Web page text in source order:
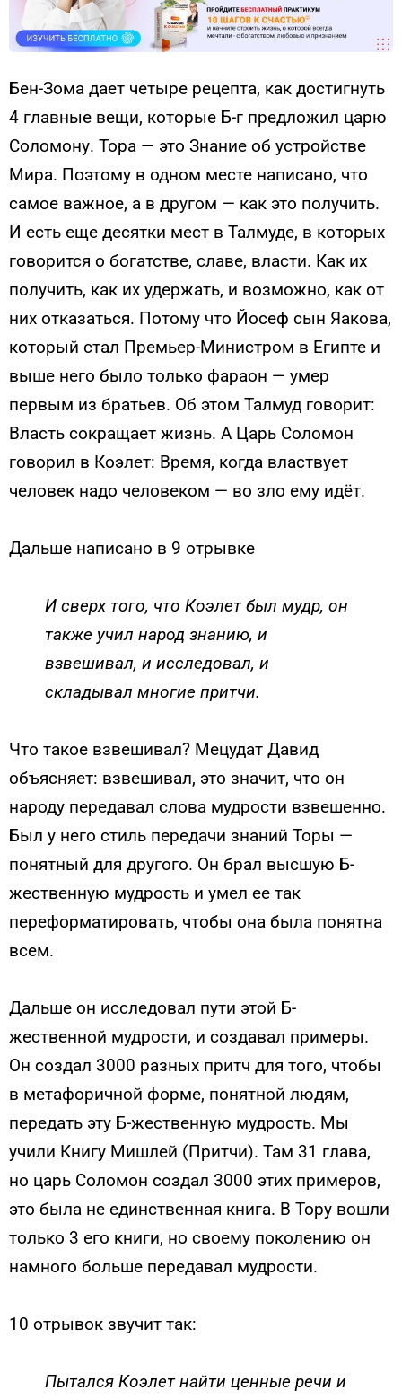
Бен-Зома дает четыре рецепта, как достигнуть
4 главные вещи, которые Б-г предложил царю
Соломону. Тора — это Знание об устройстве
Мира. Поэтому в одном месте написано, что
самое важное, а в другом — как это получить.
И есть еще десятки мест в Талмуде, в которых
говорится о богатстве, славе, власти. Как их
получить, как их удержать, и возможно, как от
них отказаться. Потому что Йосеф сын Яакова,
который стал Премьер-Министром в Египте и
выше него было только фараон — умер
первым из братьев. Об этом Талмуд говорит:
Власть сокращает жизнь. А Царь Соломон
говорил в Коэлет: Время, когда властвует
человек надо человеком — во зло ему идёт.
Дальше написано в 9 отрывке
И сверх того, что Коэлет был мудр, он
также учил народ знанию, и
взвешивал, и исследовал, и
складывал многие притчи.
Что такое взвешивал? Мецудат Давид
объясняет: взвешивал, это значит, что он
народу передавал слова мудрости взвешенно.
Был у него стиль передачи знаний Торы —
понятный для другого. Он брал высшую Б-
жественную мудрость и умел ее так
переформатировать, чтобы она была понятна
всем.
Дальше он исследовал пути этой Б-
жественной мудрости, и создавал примеры.
Он создал 3000 разных притч для того, чтобы
в метафоричной форме, понятной людям,
передать эту Б-жественную мудрость. Мы
учили Книгу Мишлей (Притчи). Там 31 глава,
но царь Соломон создал 3000 этих примеров,
это была не единственная книга. В Тору вошли
только 3 его книги, но своему поколению он
намного больше передавал мудрости.
10 отрывок звучит так:
Пытался Коэлет найти ценные речи и